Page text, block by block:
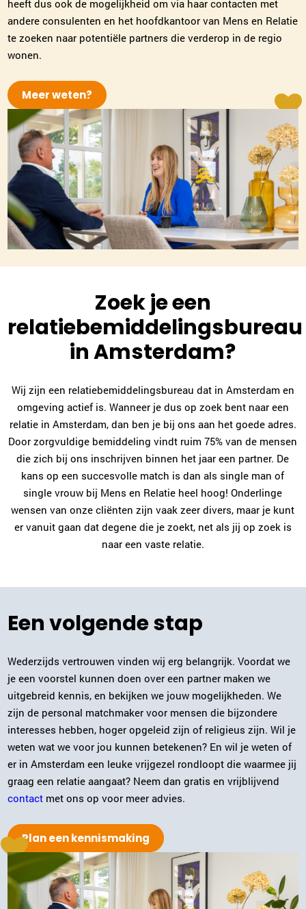
heeft dus ook de mogelijkheid om via haar contacten met
andere consulenten en het hoofdkantoor van Mens en Relatie
te zoeken naar potentiële partners die verderop in de regio
wonen.
Meer weten?
Zoek je een
relatiebemiddelingsbureau
in Amsterdam?
Wij zijn een relatiebemiddelingsbureau dat in Amsterdam en
omgeving actief is. Wanneer je dus op zoek bent naar een
relatie in Amsterdam, dan ben je bij ons aan het goede adres.
Door zorgvuldige bemiddeling vindt ruim 75% van de mensen
die zich bij ons inschrijven binnen het jaar een partner. De
kans op een succesvolle match is dan als single man of
single vrouw bij Mens en Relatie heel hoog! Onderlinge
wensen van onze cliënten zijn vaak zeer divers, maar je kunt
er vanuit gaan dat degene die je zoekt, net als jij op zoek is
naar een vaste relatie.
Een volgende stap
Wederzijds vertrouwen vinden wij erg belangrijk. Voordat we
je een voorstel kunnen doen over een partner maken we
uitgebreid kennis, en bekijken we jouw mogelijkheden. We
zijn de personal matchmaker voor mensen die bijzondere
interesses hebben, hoger opgeleid zijn of religieus zijn. Wil je
weten wat we voor jou kunnen betekenen? En wil je weten of
er in Amsterdam een leuke vrijgezel rondloopt die waarmee jij
graag een relatie aangaat? Neem dan gratis en vrijblijvend
contact met ons op voor meer advies.
Plan een kennismaking